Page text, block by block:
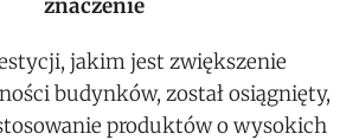
znaczenie
jakim jest zwiększenie
budynków, został osiągnięty,
produktów o wysokich